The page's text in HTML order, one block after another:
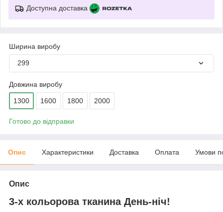
Доступна доставка
Ширина виробу
299
Довжина виробу
1300 1600 1800 2000
Готово до відправки
Опис Характеристики Доставка Оплата Умови
Опис
3-х кольорова тканина День-ніч!